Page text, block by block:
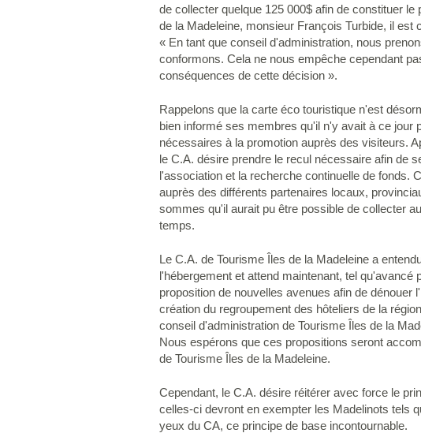
de collecter quelque 125 000$ afin de constituer
de la Madeleine, monsieur François Turbide, il
« En tant que conseil d'administration, nous
conformons. Cela ne nous empêche cependant
conséquences de cette décision ».
Rappelons que la carte éco touristique n'est
bien informé ses membres qu'il n'y avait à ce
nécessaires à la promotion auprès des visiteurs.
le C.A. désire prendre le recul nécessaire afin de
l'association et la recherche continuelle de fonds.
auprès des différents partenaires locaux,
sommes qu'il aurait pu être possible de collecter
temps.
Le C.A. de Tourisme Îles de la Madeleine a
l'hébergement et attend maintenant, tel
proposition de nouvelles avenues afin de
création du regroupement des hôteliers de la
conseil d'administration de Tourisme Îles de la
Nous espérons que ces propositions seront
de Tourisme Îles de la Madeleine.
Cependant, le C.A. désire réitérer avec force le
celles-ci devront en exempter les Madelinots tels
yeux du CA, ce principe de base incontournable.